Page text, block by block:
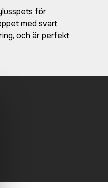
för
med svart
och är perfekt